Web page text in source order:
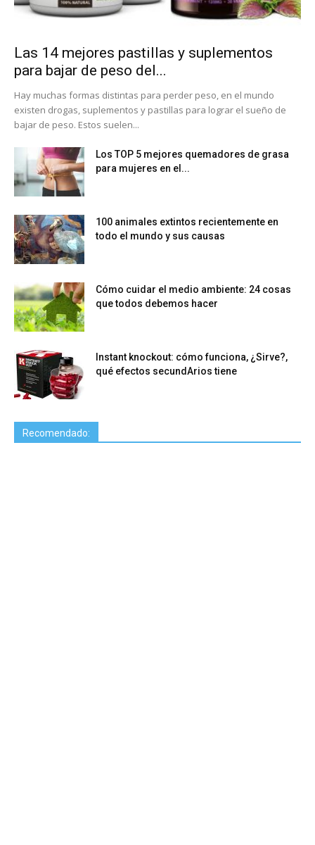
Las 14 mejores pastillas y suplementos
para bajar de peso del...
Hay muchas formas distintas para perder peso, en el mundo
existen drogas, suplementos y pastillas para lograr el sueño de
bajar de peso. Estos suelen...
Los TOP 5 mejores quemadores de grasa
para mujeres en el...
100 animales extintos recientemente en
todo el mundo y sus causas
Cómo cuidar el medio ambiente: 24 cosas
que todos debemos hacer
Instant knockout: cómo funciona, ¿Sirve?,
qué efectos secundArios tiene
Recomendado: